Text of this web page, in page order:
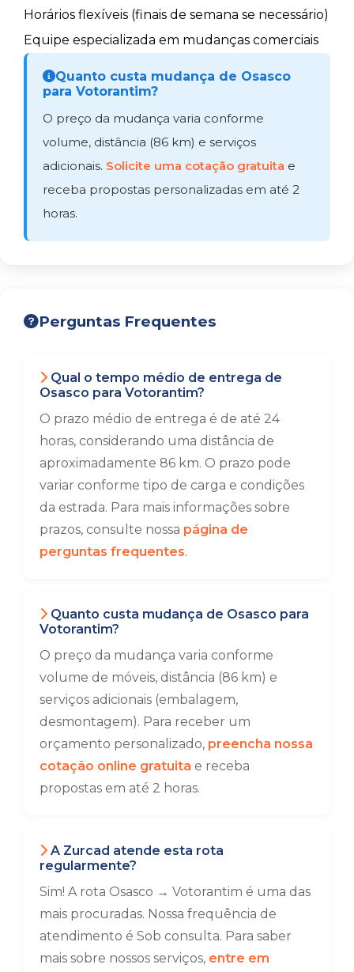
Horários flexíveis (finais de semana se necessário)
Equipe especializada em mudanças comerciais
Quanto custa mudança de Osasco
para Votorantim?
O preço da mudança varia conforme
volume, distância (86 km) e serviços
adicionais. Solicite uma cotação gratuita e
receba propostas personalizadas em até 2
horas.
Perguntas Frequentes
Qual o tempo médio de entrega de
Osasco para Votorantim?
O prazo médio de entrega é de até 24
horas, considerando uma distância de
aproximadamente 86 km. O prazo pode
variar conforme tipo de carga e condições
da estrada. Para mais informações sobre
prazos, consulte nossa página de
perguntas frequentes.
Quanto custa mudança de Osasco para
Votorantim?
O preço da mudança varia conforme
volume de móveis, distância (86 km) e
serviços adicionais (embalagem,
desmontagem). Para receber um
orçamento personalizado, preencha nossa
cotação online gratuita e receba
propostas em até 2 horas.
A Zurcad atende esta rota
regularmente?
Sim! A rota Osasco → Votorantim é uma das
mais procuradas. Nossa frequência de
atendimento é Sob consulta. Para saber
mais sobre nossos serviços, entre em